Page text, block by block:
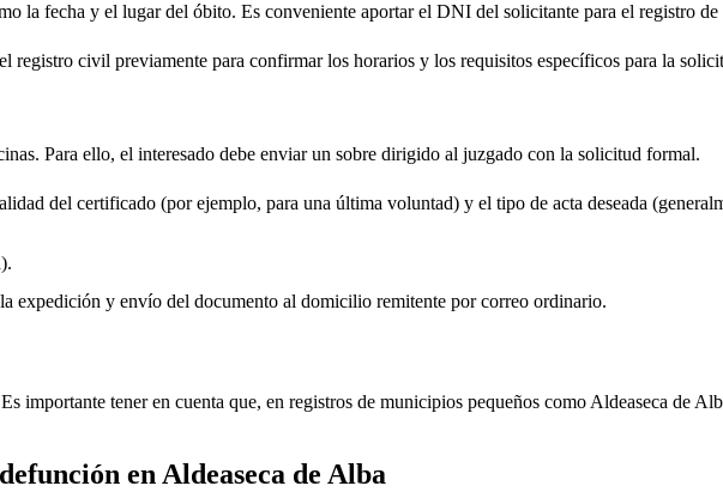
la fecha y el lugar del óbito. Es conveniente aportar el DNI del solicitante para el registro
registro civil previamente para confirmar los horarios y los requisitos específicos para la
Para ello, el interesado debe enviar un sobre dirigido al juzgado con la solicitud formal.
del certificado (por ejemplo, para una última voluntad) y el tipo de acta deseada
expedición y envío del documento al domicilio remitente por correo ordinario.
importante tener en cuenta que, en registros de municipios pequeños como Aldeaseca de
en Aldeaseca de Alba